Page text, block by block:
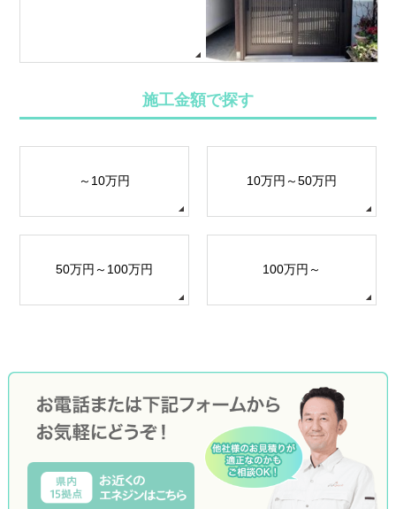
施工金額で探す
～10万円 10万円～50万円
50万円～100万円 100万円～